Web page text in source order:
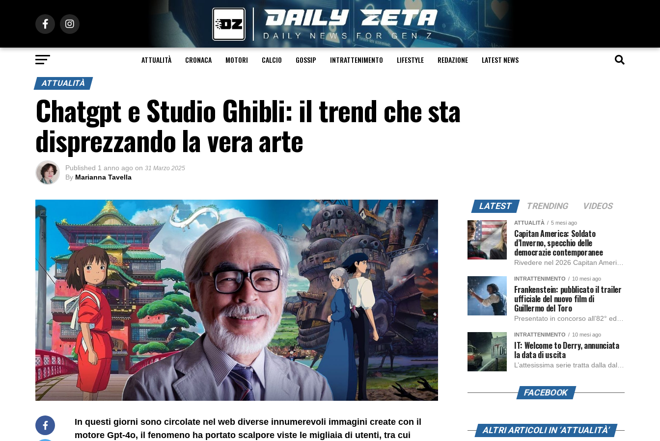
ATTUALITÀ CRONACA MOTORI CALCIO GOSSIP INTRATTENIMENTO LIFESTYLE REDAZIONE LATEST NEWS
ATTUALITÀ
Chatgpt e Studio Ghibli: il trend che sta
disprezzando la vera arte
Published 1 anno ago on 31 Marzo 2025
By Marianna Tavella
In questi giorni sono circolate nel web diverse innumerevoli immagini create con il
motore Gpt-4o, il fenomeno ha portato scalpore viste le migliaia di utenti, tra cui
LATEST TRENDING VIDEOS
ATTUALITÀ 5 mesi ago
Capitan America: Soldato
d’Inverno, specchio delle
democrazie contemporanee
INTRATTENIMENTO 10 mesi ago
Frankenstein: pubblicato il trailer
ufficiale del nuovo film di
Guillermo del Toro
INTRATTENIMENTO 10 mesi ago
IT: Welcome to Derry, annunciata
la data di uscita
FACEBOOK
ALTRI ARTICOLI IN ‘ATTUALITÀ’